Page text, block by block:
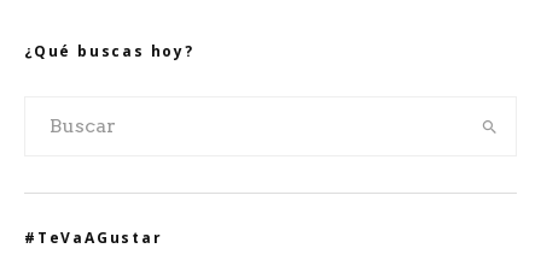
¿Qué buscas hoy?
#TeVaAGustar